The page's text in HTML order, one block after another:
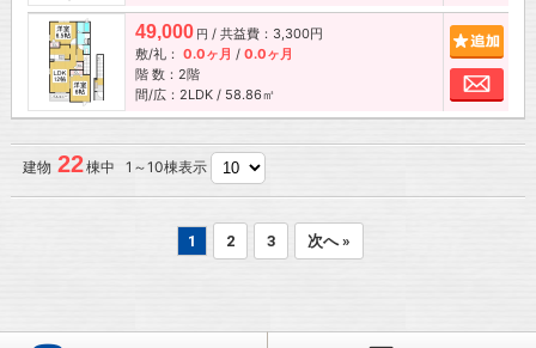
49,000 円 / 共益費：3,300円
敷/礼： 0.0ヶ月 / 0.0ヶ月
階 数：2階
間/広：2LDK / 58.86㎡
お
建物 22棟中 1～10棟表示
1 2 3 次へ »